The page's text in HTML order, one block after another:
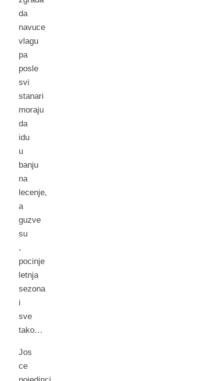
da
navuce
vlagu
pa
posle
svi
stanari
moraju
da
idu
u
banju
na
lecenje,
a
guzve
su
,
pocinje
letnja
sezona
i
sve
tako…
Jos
ce